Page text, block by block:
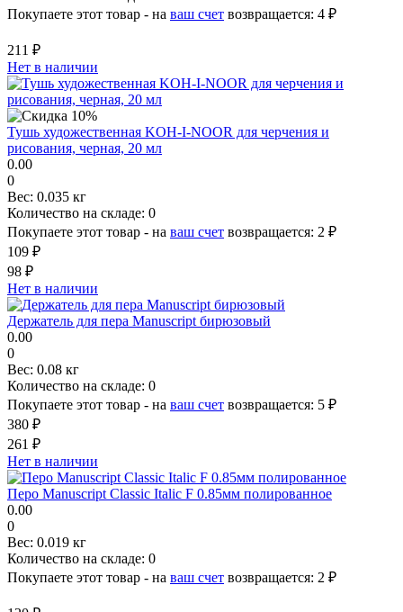
Покупаете этот товар - на ваш счет возвращается: 4 ₽
211 ₽
Нет в наличии
Тушь художественная KOH-I-NOOR для черчения и
рисования, черная, 20 мл
0.00
0
Вес: 0.035 кг
Количество на складе: 0
Покупаете этот товар - на ваш счет возвращается: 2 ₽
109 ₽
98 ₽
Нет в наличии
Держатель для пера Manuscript бирюзовый
0.00
0
Вес: 0.08 кг
Количество на складе: 0
Покупаете этот товар - на ваш счет возвращается: 5 ₽
380 ₽
261 ₽
Нет в наличии
Перо Manuscript Classic Italic F 0.85мм полированное
0.00
0
Вес: 0.019 кг
Количество на складе: 0
Покупаете этот товар - на ваш счет возвращается: 2 ₽